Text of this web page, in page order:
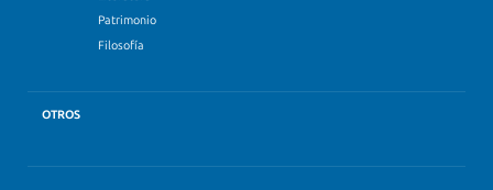
Patrimonio
Filosofía
OTROS